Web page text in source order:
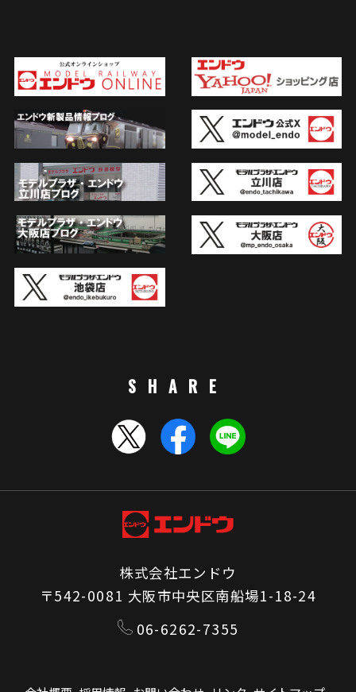
SHARE
株式会社エンドウ
〒542-0081 大阪市中央区南船場1-18-24
06-6262-7355